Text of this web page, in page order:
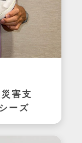
害支
ーズ
シュ